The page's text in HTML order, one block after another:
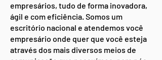
empresários, tudo de forma inovadora,
ágil e com eficiência. Somos um
escritório nacional e atendemos você
empresário onde quer que você esteja
através dos mais diversos meios de